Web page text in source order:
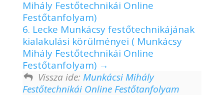
Mihály Festőtechnikái Online
Festőtanfolyam)
6. Lecke Munkácsy festőtechnikájának
kialakulási körülményei ( Munkácsy
Mihály Festőtechnikái Online
Festőtanfolyam)
Vissza ide: Munkácsi Mihály
Festőtechnikái Online Festőtanfolyam